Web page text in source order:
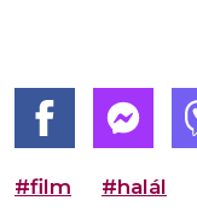
#film #halál